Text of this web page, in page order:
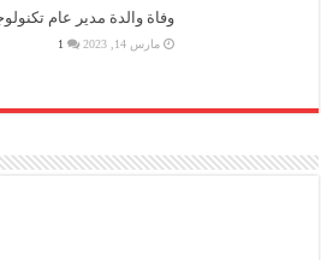
وفاة والدة مدير عام
مارس 14, 2023 1